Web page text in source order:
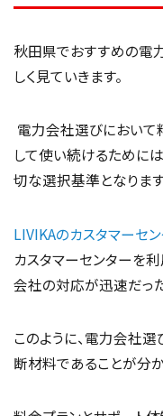
秋田県でおすすめの電力
しく見ていきます。
電力会社選びにおいて
して使い続けるために
切な選択基準となります
LIVIKAのカスタマーセ
カスタマーセンターを
会社の対応が迅速だっ
このように、電力会社
断材料であることが分か